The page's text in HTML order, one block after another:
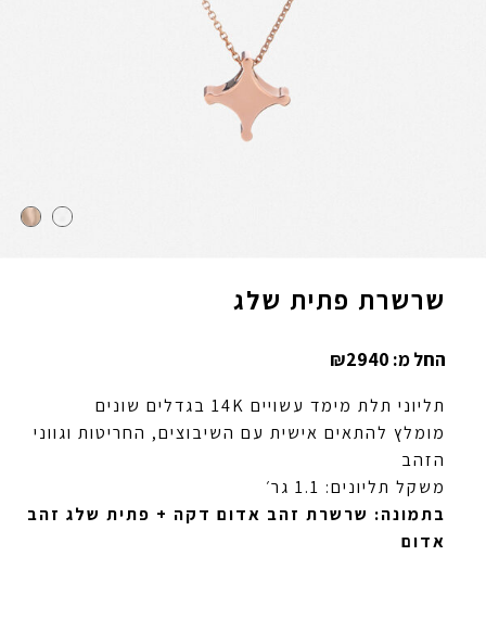
שרשרת פתית שלג
החל מ: ₪2940
תליוני תלת מימד עשויים 14K בגדלים שונים
מומלץ להתאים אישית עם השיבוצים, החריטות וגווני
הזהב
משקל תליונים: 1.1 גר׳
בתמונה: שרשרת זהב אדום דקה + פתית שלג זהב
אדום